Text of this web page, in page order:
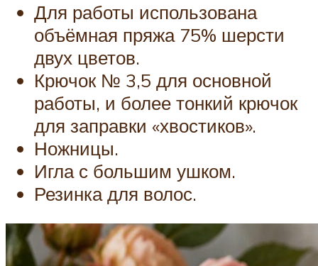
Для работы использована
объёмная пряжа 75% шерсти
двух цветов.
Крючок № 3,5 для основной
работы, и более тонкий крючок
для заправки «хвостиков».
Ножницы.
Игла с большим ушком.
Резинка для волос.